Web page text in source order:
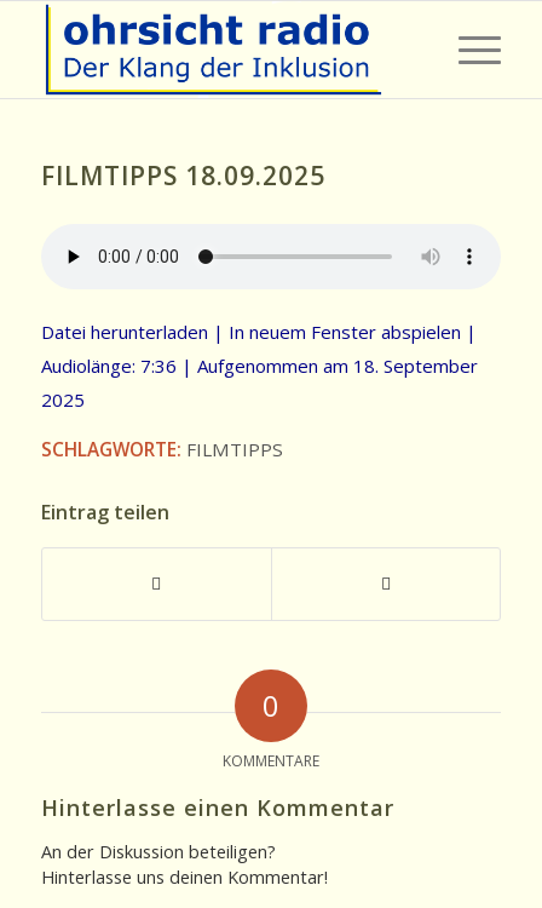
FILMTIPPS 18.09.2025
Datei herunterladen | In neuem Fenster abspielen |
Audiolänge: 7:36 | Aufgenommen am 18. September
2025
SCHLAGWORTE: FILMTIPPS
Eintrag teilen
0
KOMMENTARE
Hinterlasse einen Kommentar
An der Diskussion beteiligen?
Hinterlasse uns deinen Kommentar!